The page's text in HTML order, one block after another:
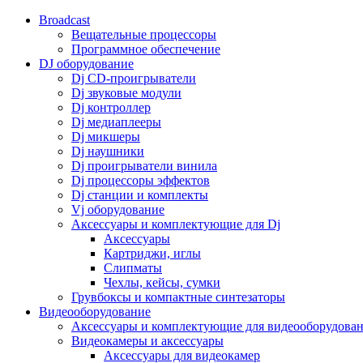
Broadcast
Вещательные процессоры
Программное обеспечение
DJ оборудование
Dj CD-проигрыватели
Dj звуковые модули
Dj контроллер
Dj медиаплееры
Dj микшеры
Dj наушники
Dj проигрыватели винила
Dj процессоры эффектов
Dj станции и комплекты
Vj оборудование
Аксессуары и комплектующие для Dj
Аксессуары
Картриджи, иглы
Слипматы
Чехлы, кейсы, сумки
Грувбоксы и компактные синтезаторы
Видеооборудование
Аксессуары и комплектующие для
Видеокамеры и аксессуары
Аксессуары для видеокамер